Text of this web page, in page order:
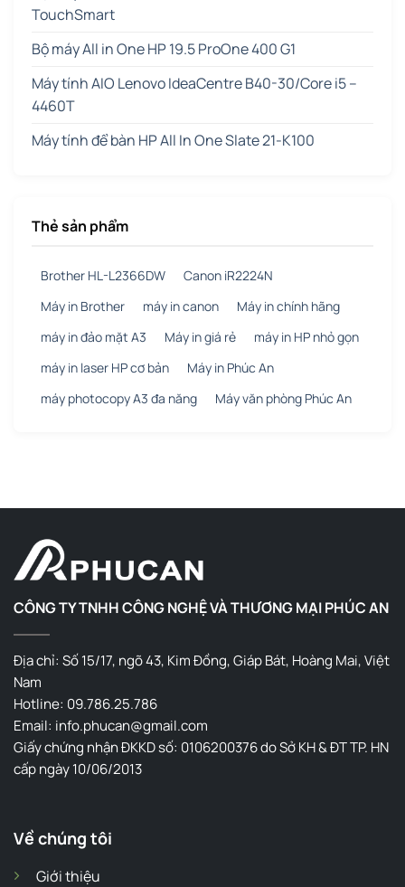
TouchSmart
Bộ máy All in One HP 19.5 ProOne 400 G1
Máy tính AIO Lenovo IdeaCentre B40-30/Core i5 –
4460T
Máy tính để bàn HP All In One Slate 21-K100
Thẻ sản phẩm
Brother HL-L2366DW
Canon iR2224N
Máy in Brother
máy in canon
Máy in chính hãng
máy in đảo mặt A3
Máy in giá rẻ
máy in HP nhỏ gọn
máy in laser HP cơ bản
Máy in Phúc An
máy photocopy A3 đa năng
Máy văn phòng Phúc An
CÔNG TY TNHH CÔNG NGHỆ VÀ THƯƠNG MẠI PHÚC AN
Địa chỉ: Số 15/17, ngõ 43, Kim Đồng, Giáp Bát, Hoàng Mai, Việt
Nam
Hotline: 09.786.25.786
Email: info.phucan@gmail.com
Giấy chứng nhận ĐKKD số: 0106200376 do Sở KH & ĐT TP. HN
cấp ngày 10/06/2013
Về chúng tôi
Giới thiệu